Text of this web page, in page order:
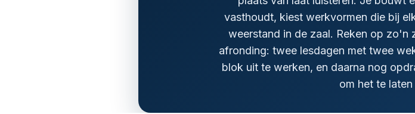
vasthoudt, kiest werkvormen die bij
weerstand in de zaal. Reken op
afronding: twee lesdagen met twee
blok uit te werken, en daarna nog
om het te